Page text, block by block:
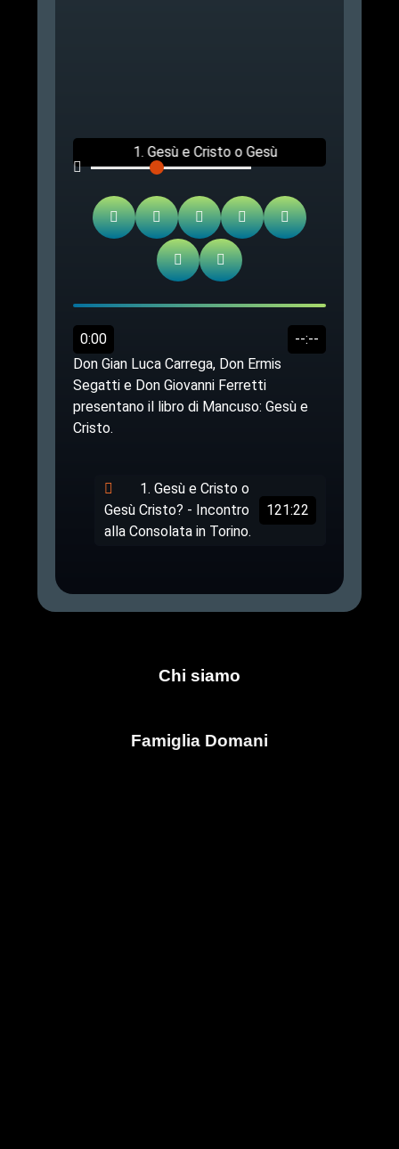
1. Gesù e Cristo o Gesù
Cristo? - Incontro alla
Consolata in Torino.
0:00
--:--
Don Gian Luca Carrega, Don Ermis
Segatti e Don Giovanni Ferretti
presentano il libro di Mancuso: Gesù e
Cristo.
1. Gesù e Cristo o
Gesù Cristo? - Incontro
alla Consolata in Torino.
121:22
Chi siamo
Famiglia Domani